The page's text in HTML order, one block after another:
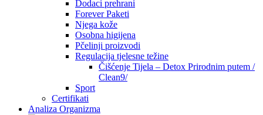
Dodaci prehrani
Forever Paketi
Njega kože
Osobna higijena
Pčelinji proizvodi
Regulacija tjelesne težine
Čišćenje Tijela – Detox Prirodnim putem /
Clean9/
Sport
Certifikati
Analiza Organizma